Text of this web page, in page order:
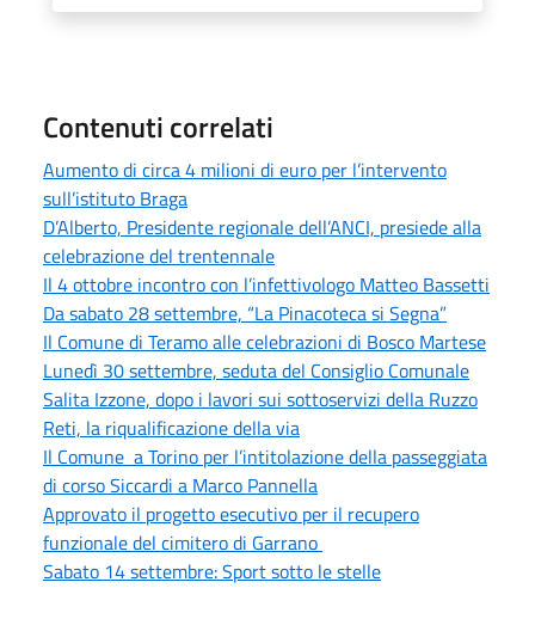
Contenuti correlati
Aumento di circa 4 milioni di euro per l’intervento
sull’istituto Braga
D’Alberto, Presidente regionale dell’ANCI, presiede alla
celebrazione del trentennale
Il 4 ottobre incontro con l’infettivologo Matteo Bassetti
Da sabato 28 settembre, “La Pinacoteca si Segna”
Il Comune di Teramo alle celebrazioni di Bosco Martese
Lunedì 30 settembre, seduta del Consiglio Comunale
Salita Izzone, dopo i lavori sui sottoservizi della Ruzzo
Reti, la riqualificazione della via
Il Comune a Torino per l’intitolazione della passeggiata
di corso Siccardi a Marco Pannella
Approvato il progetto esecutivo per il recupero
funzionale del cimitero di Garrano
Sabato 14 settembre: Sport sotto le stelle